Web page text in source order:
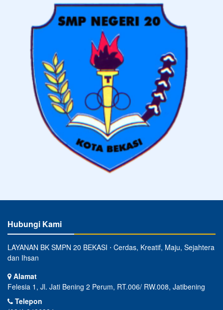
Hubungi Kami
LAYANAN BK SMPN 20 BEKASI ⋅ Cerdas, Kreatif, Maju, Sejahtera
dan Ihsan
Alamat
Felesia 1, Jl. Jati Bening 2 Perum, RT.006/ RW.008, Jatibening
Telepon